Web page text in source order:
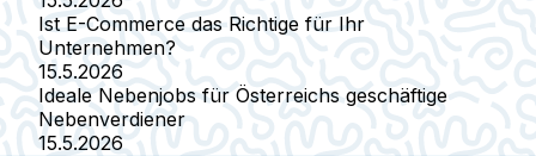
Ist E-Commerce das Richtige für Ihr
Unternehmen?
15.5.2026
Ideale Nebenjobs für Österreichs geschäftige
Nebenverdiener
15.5.2026